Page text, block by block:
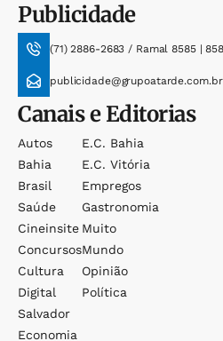
Publicidade
(71) 2886-2683 / Ramal 8585 |
publicidade@grupoatarde.com.br
Canais e Editorias
Autos
Bahia
Brasil
Saúde
Cineinsite
Concursos
Cultura
Digital
Salvador
Economia
E.c. Bahia
E.c. Vitória
Empregos
Gastronomia
Muito
Mundo
Opinião
Política